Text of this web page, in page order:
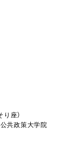
座）
共政策大学院